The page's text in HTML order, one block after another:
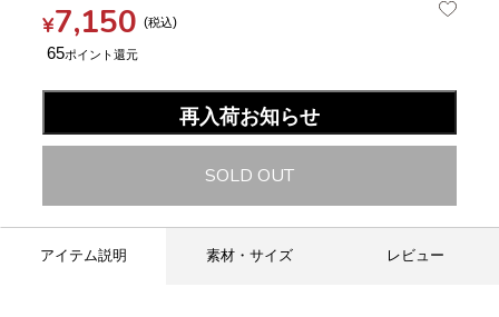
¥7,150 税込
65
再入荷お知らせ
SOLD OUT
アイテム説明 素材・サイズ レビュー